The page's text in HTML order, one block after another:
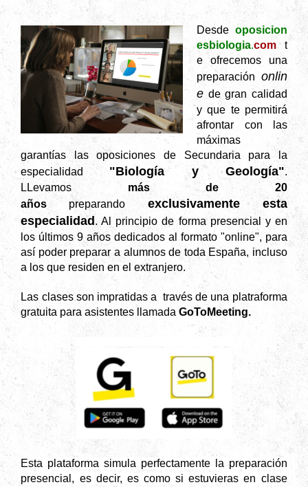
Desde oposicion
esbiologia.com
t
e ofrecemos una
preparación onlin
e de gran calidad
y que te permitirá
afrontar con las
máximas
garantías las oposiciones de Secundaria para la
especialidad
"Biología y Geología".
LLevamos más de 20
años preparando
exclusivamente esta
especialidad. Al principio de forma presencial y en
los últimos 9 años dedicados al formato "online", para
así poder preparar a alumnos de toda España, incluso
a los que residen en el extranjero.
Las clases son impratidas a través de una platraforma
gratuita para asistentes llamadaGoToMeeting.
Esta plataforma simula perfectamente la preparación
presencial, es decir, es como si estuvieras en clase